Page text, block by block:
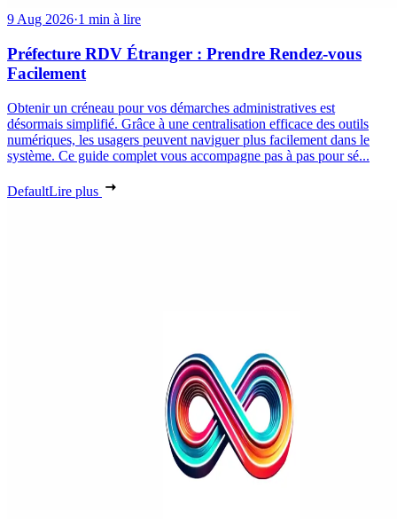
9 Aug 2026·1 min à lire
Préfecture RDV Étranger : Prendre Rendez-vous
Facilement
Obtenir un créneau pour vos démarches administratives est
désormais simplifié. Grâce à une centralisation efficace des outils
numériques, les usagers peuvent naviguer plus facilement dans le
système. Ce guide complet vous accompagne pas à pas pour sé...
DefaultLire plus